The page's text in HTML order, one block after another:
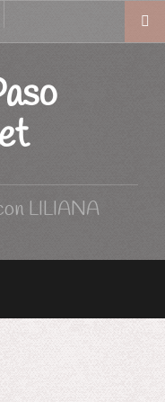
LILIANA